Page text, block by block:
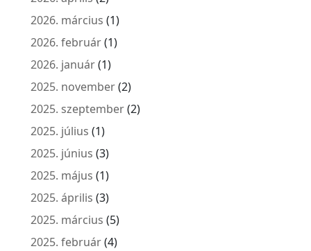
2026. március (1)
2026. február(1)
2026. január(1)
2025. november(2)
2025. szeptember(2)
2025. július (1)
2025. június (3)
2025. május (1)
2025. április (3)
2025. március (5)
2025. február(4)